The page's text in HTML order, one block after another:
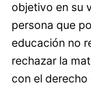
objetivo en su
persona que
educación no
rechazar la
con el